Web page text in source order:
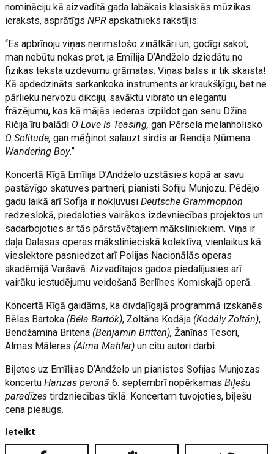
nomināciju kā aizvadītā gada labākais klasiskās mūzikas
ieraksts, asprātīgsNPR apskatnieks rakstījis:
“Es apbrīnoju viņas nerimstošo zinātkāri un, godīgi sakot,
man nebūtu nekas pret, ja Emīlija D’Andželo dziedātu no
fizikas teksta uzdevumu grāmatas. Viņas balss ir tik skaista!
Kā apdedzināts sarkankoka instruments ar kraukšķīgu, bet ne
pārlieku nervozu dikciju, savāktu vibrato un elegantu
frāzējumu, kas kā mājās iederas izpildot gan senu Džīna
Ričija īru balādi O Love Is Teasing, gan Pērsela melanholisko
O Solitude, gan mēģinot salauzt sirdis ar Rendija Ņūmena
Wandering Boy.”
Koncertā Rīgā Emīlija D’Andželo uzstāsies kopā ar savu
pastāvīgo skatuves partneri, pianisti Sofiju Munjozu. Pēdējo
gadu laikā arī Sofija ir nokļuvusiDeutsche Grammophon
redzeslokā, piedaloties vairākos izdevniecības projektos un
sadarbojoties ar tās pārstāvētajiem māksliniekiem. Viņa ir
daļa Dalasas operas mākslinieciskā kolektīva, vienlaikus kā
vieslektore pasniedzot arī Polijas Nacionālās operas
akadēmijā Varšavā. Aizvadītajos gados piedalījusies arī
vairāku iestudējumu veidošanā Berlīnes Komiskajā operā.
Koncertā Rīgā gaidāms, ka divdaļīgajā programmā izskanēs
Bēlas Bartoka (Béla Bartók), Zoltāna Kodāja (Kodály Zoltán),
Bendžamina Britena (Benjamin Britten), Žanīnas Tesori,
Almas Māleres (Alma Mahler) un citu autori darbi.
Biļetes uz Emīlijas D’Andželo un pianistes Sofijas Munjozas
koncertuHanzas peronā6. septembrī nopērkamasBiļešu
paradīzes tirdzniecības tīklā. Koncertam tuvojoties, biļešu
cena pieaugs.
Ieteikt